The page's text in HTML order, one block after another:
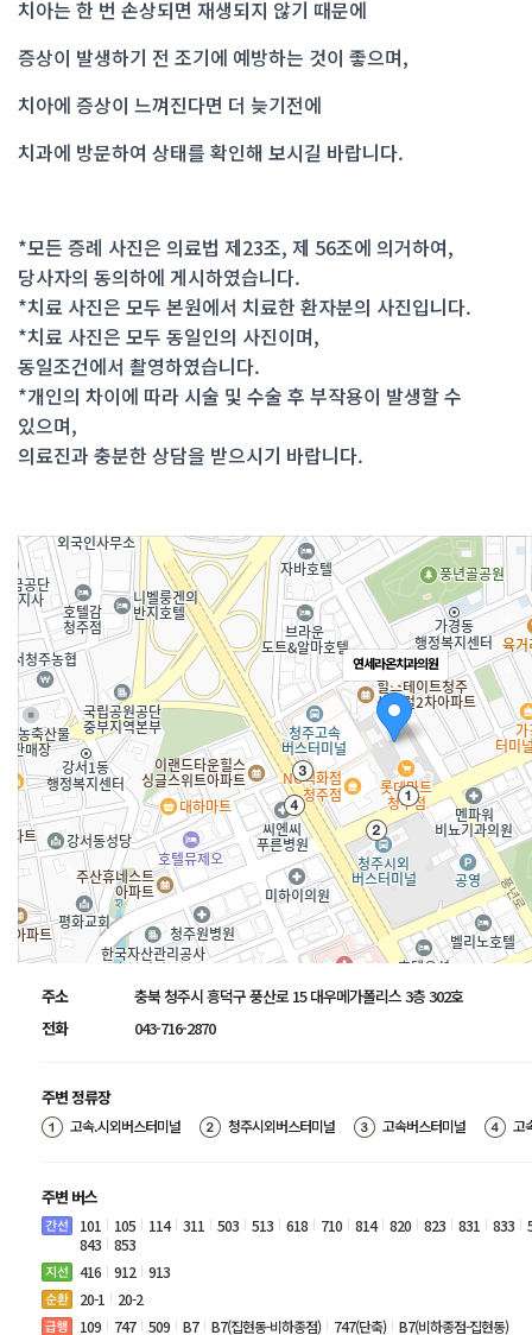
치아는 한 번 손상되면 재생되지 않기 때문에
증상이 발생하기 전 조기에 예방하는 것이 좋으며,
치아에 증상이 느껴진다면 더 늦기전에
치과에 방문하여 상태를 확인해 보시길 바랍니다.
*모든 증례 사진은 의료법 제23조, 제 56조에 의거하여,
당사자의 동의하에 게시하였습니다.
*치료 사진은 모두 본원에서 치료한 환자분의 사진입니다.
*치료 사진은 모두 동일인의 사진이며,
동일조건에서 촬영하였습니다.
*개인의 차이에 따라 시술 및 수술 후 부작용이 발생할 수
있으며,
의료진과 충분한 상담을 받으시기 바랍니다.
연세라온치과의원
주소
충북 청주시 흥덕구 풍산로 15 대우메가폴리스 3층 302호
전화
043-716-2870
주변 정류장
고속.시외버스터미널 청주시외버스터미널 고속버스터미널 고
주변 버스
101 105 114 311 503 513 618 710 814 820 823 831 833
843
853
416
912
913
20-1
20-2
109
747 509 B7 B7(집현동-비하종점) 747(단축) B7(비하종점-집현동)